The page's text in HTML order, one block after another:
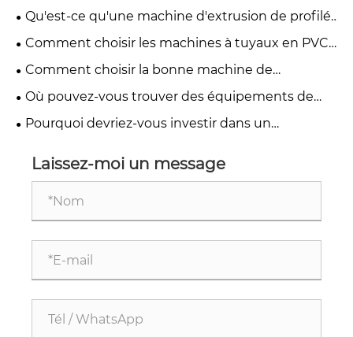
d'occasion améliorent-elles la production
Qu'est-ce qu'une machine d'extrusion de profilés
en PVC d'occasion et pourquoi devriez-vous
Comment choisir les machines à tuyaux en PVC
d'occasion adaptées à vos besoins de production ?
Comment choisir la bonne machine de
remplissage biologique MBBR d'occasion pour un
traitement des eaux usées rentable ?
Où pouvez-vous trouver des équipements de
granulation de PVC d’occasion de haute qualité ?
Pourquoi devriez-vous investir dans un
Laissez-moi un message